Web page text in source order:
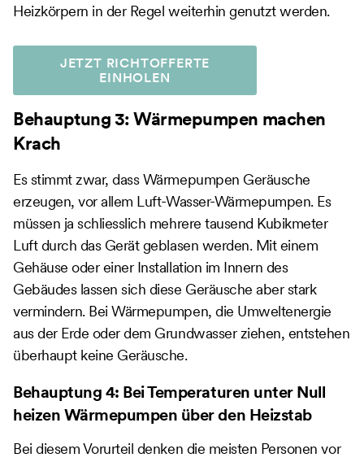
Heizkörpern in der Regel weiterhin genutzt werden.
JETZT RICHTOFFERTE
EINHOLEN
Behauptung 3: Wärmepumpen machen
Krach
Es stimmt zwar, dass Wärmepumpen Geräusche
erzeugen, vor allem Luft-Wasser-Wärmepumpen. Es
müssen ja schliesslich mehrere tausend Kubikmeter
Luft durch das Gerät geblasen werden. Mit einem
Gehäuse oder einer Installation im Innern des
Gebäudes lassen sich diese Geräusche aber stark
vermindern. Bei Wärmepumpen, die Umweltenergie
aus der Erde oder dem Grundwasser ziehen, entstehen
überhaupt keine Geräusche.
Behauptung 4: Bei Temperaturen unter Null
heizen Wärmepumpen über den Heizstab
Bei diesem Vorurteil denken die meisten Personen vor